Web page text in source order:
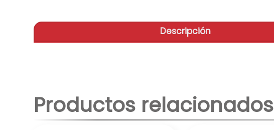
Descripción
Productos relacionados